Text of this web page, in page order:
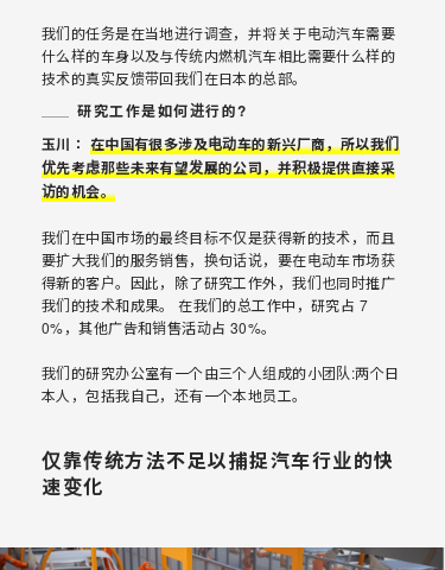
我们的任务是在当地进行调查，并将关于电动汽车需要
什么样的车身以及与传统内燃机汽车相比需要什么样的
技术的真实反馈带回我们在日本的总部。
研究工作是如何进行的?
玉川： 在中国有很多涉及电动车的新兴厂商，所以我们
优先考虑那些未来有望发展的公司，并积极提供直接采
访的机会。
我们在中国巿场的最终目标不仅是获得新的技术，而且
要扩大我们的服务销售，换句话说，要在电动车市场获
得新的客户。因此，除了研究工作外，我们也同时推广
我们的技术和成果。 在我们的总工作中，研究占 7
0%，其他广告和销售活动占 30%。
我们的研究办公室有一个由三个人组成的小团队:两个日
本人，包括我自己，还有一个本地员工。
仅靠传统方法不足以捕捉汽车行业的快
速变化